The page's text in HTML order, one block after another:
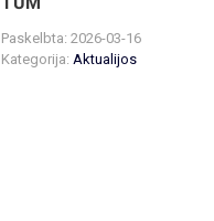
Paskelbta: 2026-03-16
Kategorija: Aktualijos